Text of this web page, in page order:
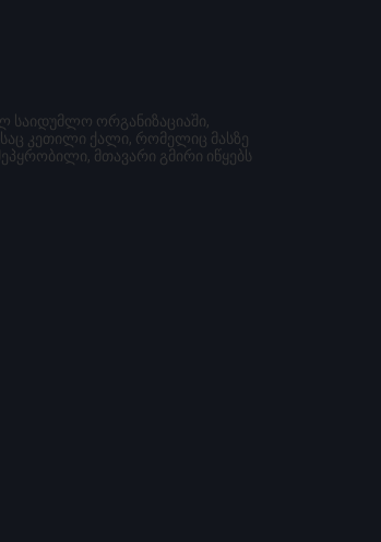
საიდუმლო ორგანიზაციაში,
კეთილი ქალი, რომელიც მასზე
მთავარი გმირი იწყებს